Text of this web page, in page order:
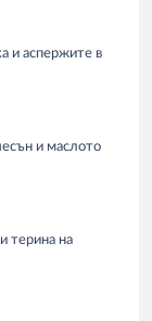
и аспержите в
и маслото
терина на